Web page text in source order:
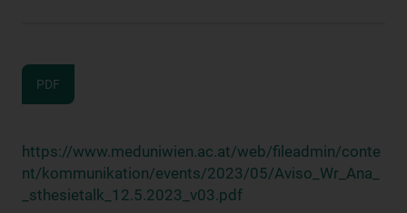
PDF
https://www.meduniwien.ac.at/web/fileadmin/conte
nt/kommunikation/events/2023/05/Aviso_Wr_Ana_
_sthesietalk_12.5.2023_v03.pdf